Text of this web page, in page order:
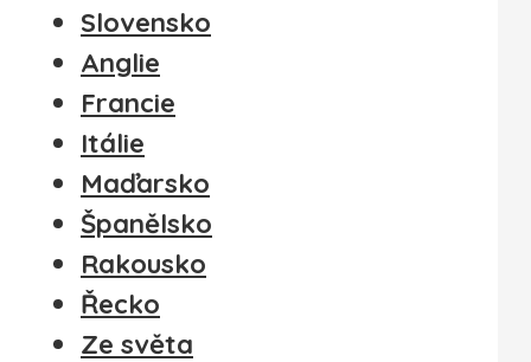
Slovensko
Anglie
Francie
Itálie
Maďarsko
Španělsko
Rakousko
Řecko
Ze světa